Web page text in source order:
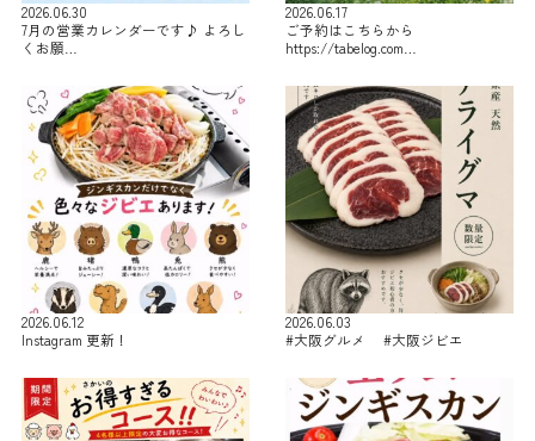
2026.06.30
7月の営業カレンダーです♪ よろし
くお願…
2026.06.17
ご予約はこちらから
https://tabelog.com…
2026.06.12
Instagram 更新！
2026.06.03
#大阪グルメ #大阪ジビエ